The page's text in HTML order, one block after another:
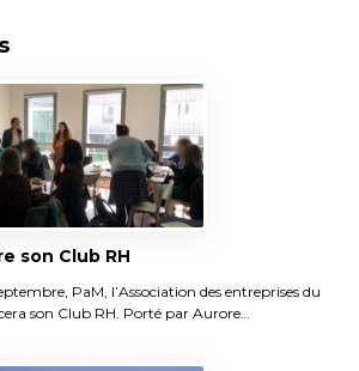
son Club RH
PaM, l’Association des entreprises du
son Club RH. Porté par Aurore…